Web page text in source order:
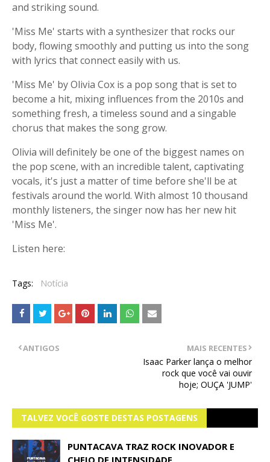
and striking sound.
'Miss Me' starts with a synthesizer that rocks our
body, flowing smoothly and putting us into the song
with lyrics that connect easily with us.
'Miss Me' by Olivia Cox is a pop song that is set to
become a hit, mixing influences from the 2010s and
something fresh, a timeless sound and a singable
chorus that makes the song grow.
Olivia will definitely be one of the biggest names on
the pop scene, with an incredible talent, captivating
vocals, it's just a matter of time before she'll be at
festivals around the world. With almost 10 thousand
monthly listeners, the singer now has her new hit
'Miss Me'.
Listen here:
Tags: Notícia
MAIS RECENTES
Isaac Parker lança o melhor
rock que você vai ouvir
hoje; OUÇA 'JUMP'
ANTIGOS
TALVEZ VOCÊ GOSTE DESTAS POSTAGENS
PUNTACAVA TRAZ ROCK INOVADOR E
CHEIO DE INTENSIDADE